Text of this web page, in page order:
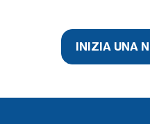
INIZIA UNA